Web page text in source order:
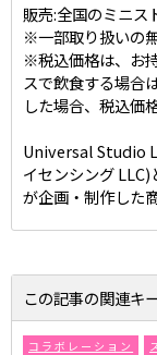
販売:全国のミニス
※一部取り扱いの
※税込価格は、お
スで飲食する場合
した場合、税込価
Universal Studio
イセンシング LLC)
が企画・制作した
この記事の関連キ
コラボレーション